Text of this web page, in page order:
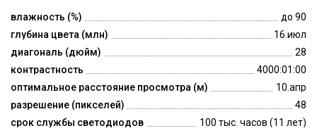
влажность (%)
до 90
глубина цвета (млн)
16.июл
диагональ (дюйм)
28
контрастность
4000:01:00
оптимальное расстояние просмотра (м)
10.апр
разрешение (пикселей)
48
срок службы светодиодов
100 тыс. часов (11 лет)